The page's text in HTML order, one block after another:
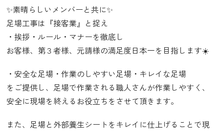
✨素晴らしいメンバーと共に✨
足場工事は『接客業』と捉え
・挨拶・ルール・マナーを徹底し
お客様、第３者様、元請様の満足度日本一を目指します☀️
・安全な足場・作業のしやすい足場・キレイな足場
をご提供し、足場で作業される職人さんが作業しやすく、
安全に現場を終えるお役立ちをさせて頂きます。
また、足場と外部養生シートをキレイに仕上げることで現